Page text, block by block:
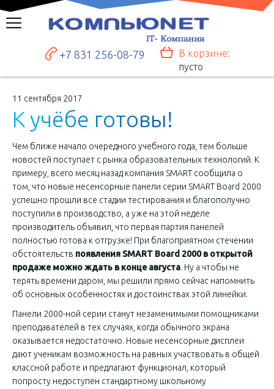
+7 831 256-08-79
В корзине:
пусто
11 сентября 2017
К учёбе готовы!
Чем ближе начало очередного учебного года, тем больше
новостей поступает с рынка образовательных технологий. К
примеру, всего месяц назад компания SMART сообщила о
том, что новые несенсорные панели серии SMART Board 2000
успешно прошли все стадии тестирования и благополучно
поступили в производство, а уже на этой неделе
производитель объявил, что первая партия панелей
полностью готова к отгрузке! При благоприятном стечении
обстоятельств появления SMART Board 2000 в открытой
продаже можно ждать в конце августа. Ну а чтобы не
терять времени даром, мы решили прямо сейчас напомнить
об основных особенностях и достоинствах этой линейки.
Панели 2000-ной серии станут незаменимыми помощниками
преподавателей в тех случаях, когда обычного экрана
оказывается недостаточно. Новые несенсорные дисплеи
дают ученикам возможность на равных участвовать в общей
классной работе и предлагают функционал, который
попросту недоступен стандартному школьному